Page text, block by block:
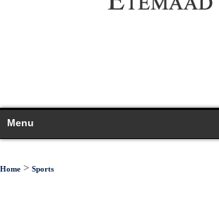
Menu
Home > Sports